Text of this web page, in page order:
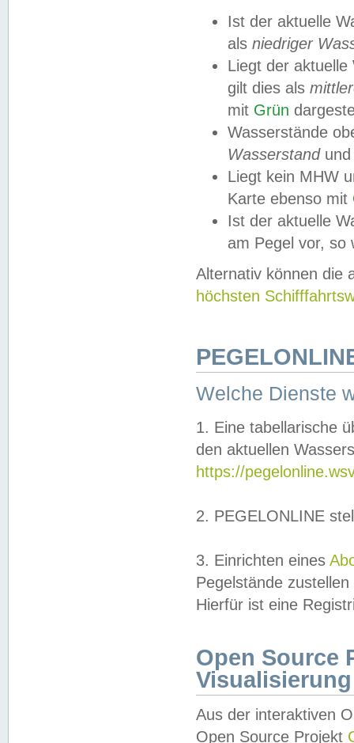
Ist der aktuelle
als niedriger
Liegt der
gilt dies als
mit Grün
Wasserstände
Wasserstandund
Liegt kein MHW
Karte ebenso mit
Ist der aktuelle
am Pegel vor,
Alternativ können die
höchsten
Welche Dienste
1. Eine tabellarische
den aktuellen
https://
2. PEGELONLINE
3. Einrichten eines
Pegelstände
Hierfür ist eine
Open Source
Visualisierung
Aus der interaktiven
Open Source Projekt